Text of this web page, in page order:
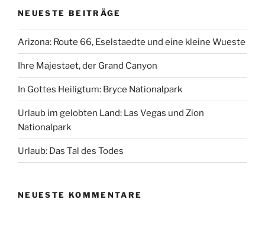
NEUESTE BEITRÄGE
Arizona: Route 66, Eselstaedte und eine kleine Wueste
Ihre Majestaet, der Grand Canyon
In Gottes Heiligtum: Bryce Nationalpark
Urlaub im gelobten Land: Las Vegas und Zion
Nationalpark
Urlaub: Das Tal des Todes
NEUESTE KOMMENTARE